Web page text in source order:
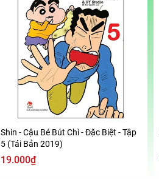
Shin - Cậu Bé Bút Chì - Đặc Biệt - Tập
5 (Tái Bản 2019)
19.000₫